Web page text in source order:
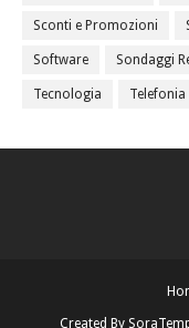
Sconti e Promozioni
Software Sondaggi
Tecnologia Telefonia
Created By